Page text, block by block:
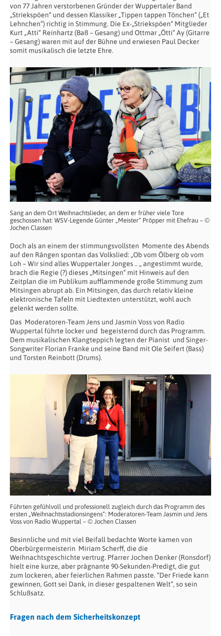
von 77 Jahren verstorbenen Gründer der Wuppertaler Band
„Striekspöen“ und dessen Klassiker „Tippen tappen Tönchen“ („Et
Lehnchen“) richtig in Stimmung. Die Ex-„Striekspöen“ Mitglieder
Kurt „Atti“ Reinhartz (Baß – Gesang) und Ottmar „Ötti“ Ay (Gitarre
– Gesang) waren mit auf der Bühne und erwiesen Paul Decker
somit musikalisch die letzte Ehre.
Sang an dem Ort Weihnachtslieder, an dem er früher viele Tore
geschossen hat: WSV-Legende Günter „Meister“ Pröpper mit Ehefrau – ©
Jochen Classen
Doch als an einem der stimmungsvollsten Momente des Abends
auf den Rängen spontan das Volkslied: „Ob vom Ölberg ob vom
Loh – Wir sind alles Wuppertaler Jonges .. „ angestimmt wurde,
brach die Regie (?) dieses „Mitsingen“ mit Hinweis auf den
Zeitplan die im Publikum aufflammende große Stimmung zum
Mitsingen abrupt ab. Ein Mitsingen, das durch relativ kleine
elektronische Tafeln mit Liedtexten unterstützt, wohl auch
gelenkt werden sollte.
Das Moderatoren-Team Jens und Jasmin Voss von Radio
Wuppertal führte locker und begeisternd durch das Programm.
Dem musikalischen Klangteppich legten der Pianist und Singer-
Songwriter Florian Franke und seine Band mit Ole Seifert (Bass)
und Torsten Reinbott (Drums).
Führten gefühlvoll und professionell zugleich durch das Programm des
ersten „Weihnachtsstadionsingens“: Moderatoren-Team Jasmin und Jens
Voss von Radio Wuppertal – © Jochen Classen
Besinnliche und mit viel Beifall bedachte Worte kamen von
Oberbürgermeisterin Miriam Scherff, die die
Weihnachtsgeschichte vertrug. Pfarrer Jochen Denker (Ronsdorf)
hielt eine kurze, aber prägnante 90-Sekunden-Predigt, die gut
zum lockeren, aber feierlichen Rahmen passte. “Der Friede kann
gewinnen, Gott sei Dank, in dieser gespaltenen Welt“, so sein
Schlußsatz.
Fragen nach dem Sicherheitskonzept